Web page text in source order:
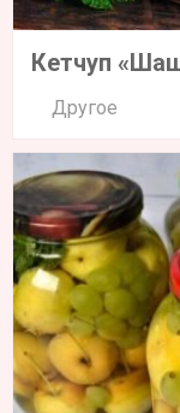
Кетчуп
Другое